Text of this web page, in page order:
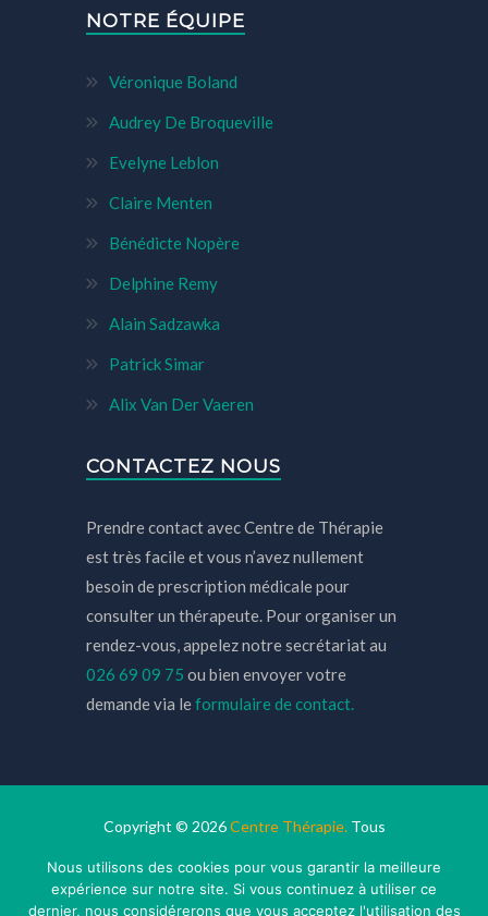
NOTRE ÉQUIPE
Véronique Boland
Audrey De Broqueville
Evelyne Leblon
Claire Menten
Bénédicte Nopère
Delphine Remy
Alain Sadzawka
Patrick Simar
Alix Van Der Vaeren
CONTACTEZ NOUS
Prendre contact avec Centre de Thérapie
est très facile et vous n’avez nullement
besoin de prescription médicale pour
consulter un thérapeute. Pour organiser un
rendez-vous, appelez notre secrétariat au
026 69 09 75 ou bien envoyer votre
demande via leformulaire de contact.
Copyright © 2026Centre Thérapie. Tous
soutiennent vos soins. Pour psychologues,
psychotherapeutes et hypnotherapeutes.
Nous utilisons des cookies pour vous garantir la meilleure
expérience sur notre site. Si vous continuez à utiliser ce
dernier, nous considérerons que vous acceptez l'utilisation des